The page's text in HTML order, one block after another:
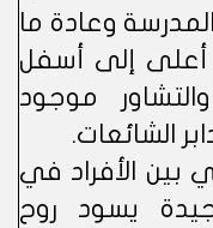
وعادة ما
أعلى إلى أسفل
موجود
الشائعات.
بين الأفراد في
يسود روح